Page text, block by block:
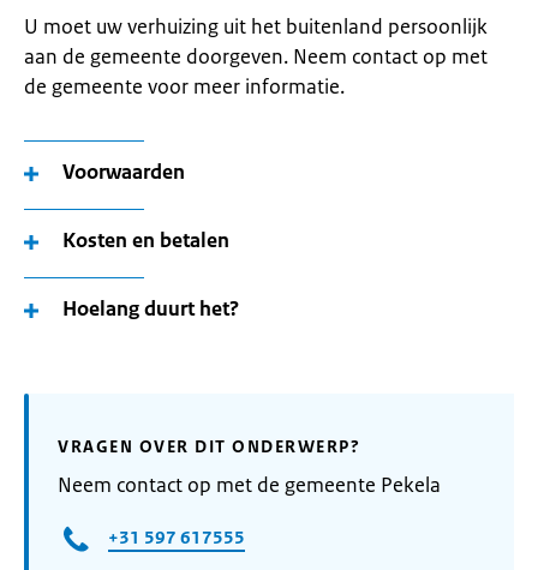
U moet uw verhuizing uit het buitenland persoonlijk
aan de gemeente doorgeven. Neem contact op met
de gemeente voor meer informatie.
Voorwaarden
Kosten en betalen
Hoelang duurt het?
VRAGEN OVER DIT ONDERWERP?
Neem contact op met de gemeente Pekela
+31 597 617555